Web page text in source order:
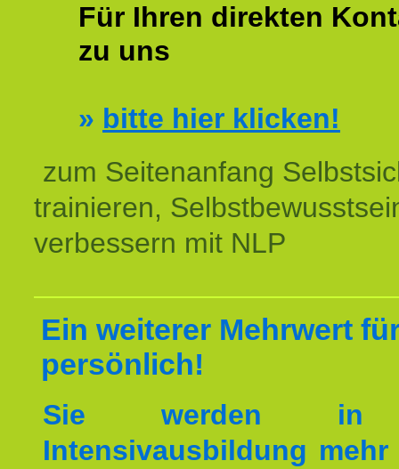
Für Ihren direkten
zu uns
» bitte hier klicken!
zum Seitenanfang
trainieren,
verbessern mit NLP
Ein weiterer Mehrwert
persönlich!
Sie werden in
Intensivausbildung